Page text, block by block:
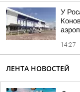
У
14:27
ЛЕНТА НОВОСТЕЙ